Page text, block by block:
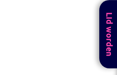
Lid worden